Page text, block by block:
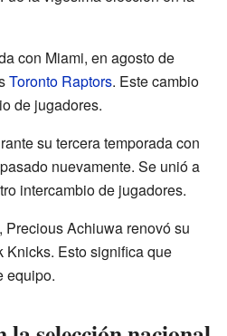
con Miami, en agosto de
Toronto Raptors. Este cambio
de jugadores.
su tercera temporada con
nuevamente. Se unió a
intercambio de jugadores.
Achiuwa renovó su
Knicks. Esto significa que
equipo.